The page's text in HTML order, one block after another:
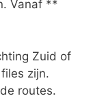
Vanaf **
Zuid of
zijn.
routes.